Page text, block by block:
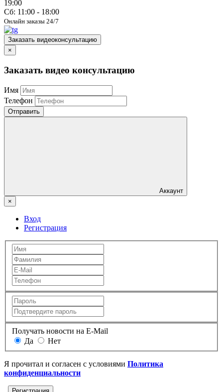
19:00
Сб: 11:00 - 18:00
Онлайн заказы 24/7
Заказать видеоконсультацию
×
Заказать видео консультацию
Имя
Телефон
Отправить
Аккаунт
×
Вход
Регистрация
Получать новости на E-Mail
Да
Нет
Я прочитал и согласен с условиями Политика
конфиденциальности